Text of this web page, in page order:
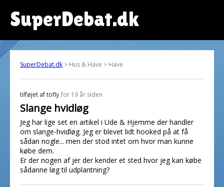
SuperDebat.dk
SuperDebat.dk > Hus & Have > Have
tilføjet aftofly for 19 år siden
Slange hvidløg
Jeg har lige set en artikel i Ude & Hjemme der handler
om slange-hvidløg. Jeg er blevet lidt hooked på at få
sådan nogle... men der stod intet om hvor man kunne
købe dem.
Er der nogen af jer der kender et sted hvor jeg kan købe
sådanne løg til udplantning?